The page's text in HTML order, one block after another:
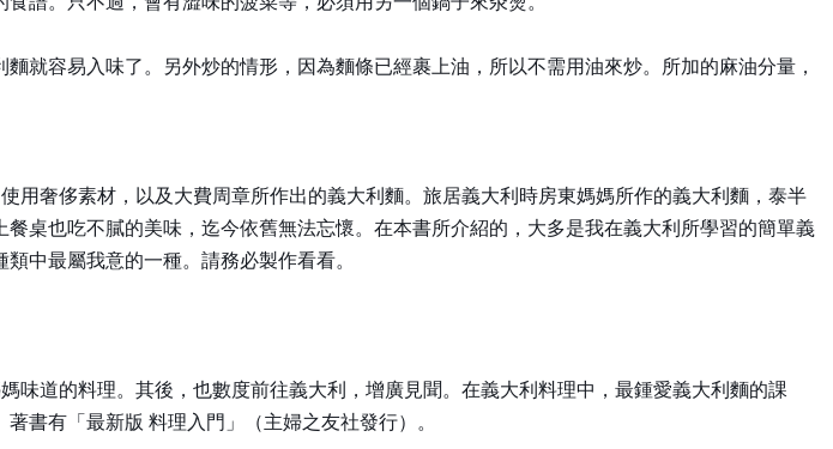
就容易入味了。另外炒的情形，因為麵條已經裹上油，所以不需用油來炒。所加的麻油分量，
用奢侈素材，以及大費周章所作出的義大利麵。旅居義大利時房東媽媽所作的義大利麵，泰半
桌也吃不膩的美味，迄今依舊無法忘懷。在本書所介紹的，大多是我在義大利所學習的簡單義
中最屬我意的一種。請務必製作看看。
道的料理。其後，也數度前往義大利，增廣見聞。在義大利料理中，最鍾愛義大利麵的課
書有「最新版 料理入門」（主婦之友社發行）。